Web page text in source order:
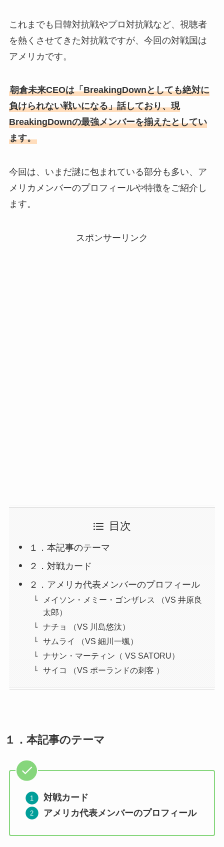
これまでも日韓対抗戦やプロ対抗戦など、視聴者
を熱くさせてきた対抗戦ですが、今回の対戦国は
アメリカです。
朝倉未来CEOは「BreakingDownとしても絶対に
負けられない戦いになる」話しており、現
BreakingDownの最強メンバーを揃えたとしてい
ます。
今回は、いまだ謎に包まれている部分も多い、ア
メリカメンバーのプロフィールや特徴をご紹介し
ます。
スポンサーリンク
目次
１．本記事のテーマ
２．対戦カード
２．アメリカ代表メンバーのプロフィール
メイソン・メミー・ゴンザレス （VS 井原良
太郎）
ナチョ （VS 川島悠汰）
サムライ （VS 細川一颯）
ナサン・マーティン（ VS SATORU）
サイコ （VS ポーランドの刺客 ）
１． 本記事のテーマ
対戦カード
アメリカ代表メンバーのプロフィール